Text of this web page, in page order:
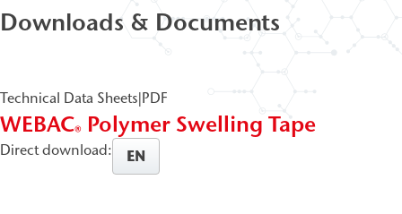
Downloads & Documents
Technical Data Sheets|PDF
WEBAC® Polymer Swelling Tape
Direct download: EN